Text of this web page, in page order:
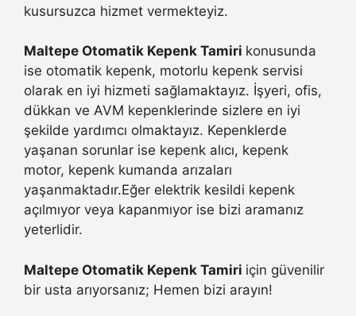
kusursuzca hizmet vermekteyiz.
Maltepe Otomatik Kepenk Tamiri konusunda
ise otomatik kepenk, motorlu kepenk servisi
olarak en iyi hizmeti sağlamaktayız. İşyeri, ofis,
dükkan ve AVM kepenklerinde sizlere en iyi
şekilde yardımcı olmaktayız. Kepenklerde
yaşanan sorunlar ise kepenk alıcı, kepenk
motor, kepenk kumanda arızaları
yaşanmaktadır.Eğer elektrik kesildi kepenk
açılmıyor veya kapanmıyor ise bizi aramanız
yeterlidir.
Maltepe Otomatik Kepenk Tamiri için güvenilir
bir usta arıyorsanız; Hemen bizi arayın!